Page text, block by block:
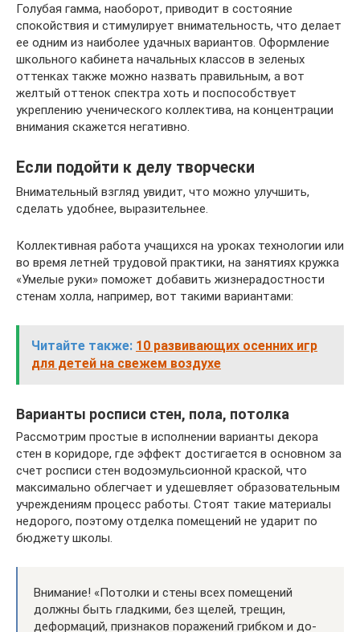
Голубая гамма, наоборот, приводит в состояние
спокойствия и стимулирует внимательность, что делает
ее одним из наиболее удачных вариантов. Оформление
школьного кабинета начальных классов в зеленых
оттенках также можно назвать правильным, а вот
желтый оттенок спектра хоть и поспособствует
укреплению ученического коллектива, на концентрации
внимания скажется негативно.
Если подойти к делу творчески
Внимательный взгляд увидит, что можно улучшить,
сделать удобнее, выразительнее.
Коллективная работа учащихся на уроках технологии или
во время летней трудовой практики, на занятиях кружка
«Умелые руки» поможет добавить жизнерадостности
стенам холла, например, вот такими вариантами:
Читайте также: 10 развивающих осенних игр
для детей на свежем воздухе
Варианты росписи стен, пола, потолка
Рассмотрим простые в исполнении варианты декора
стен в коридоре, где эффект достигается в основном за
счет росписи стен водоэмульсионной краской, что
максимально облегчает и удешевляет образовательным
учреждениям процесс работы. Стоят такие материалы
недорого, поэтому отделка помещений не ударит по
бюджету школы.
Внимание! «Потолки и стены всех поме­щений
должны быть глад­кими, без щелей, трещин,
деформаций, признаков поражений грибком и до­